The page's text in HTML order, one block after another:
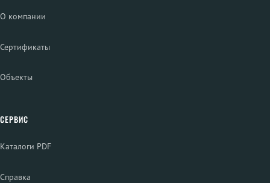
О компании
Сертификаты
Объекты
СЕРВИС
Каталоги PDF
Справка